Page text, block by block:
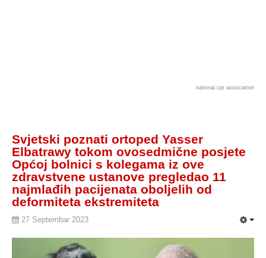
national cpr association
Svjetski poznati ortoped Yasser
Elbatrawy tokom ovosedmične posjete
Općoj bolnici s kolegama iz ove
zdravstvene ustanove pregledao 11
najmlađih pacijenata oboljelih od
deformiteta ekstremiteta
27 Septembar 2023